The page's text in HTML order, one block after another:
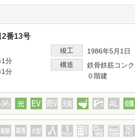
2番13号
分
分
竣工
1986年5月1日
構造
鉄骨鉄筋コン
０階建